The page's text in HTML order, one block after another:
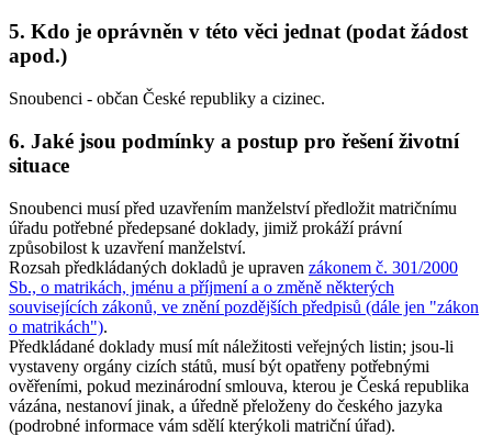
5. Kdo je oprávněn v této věci jednat (podat žádost
apod.)
Snoubenci - občan České republiky a cizinec.
6. Jaké jsou podmínky a postup pro řešení životní
situace
Snoubenci musí před uzavřením manželství předložit matričnímu
úřadu potřebné předepsané doklady, jimiž prokáží právní
způsobilost k uzavření manželství.
Rozsah předkládaných dokladů je upraven zákonem č. 301/2000
Sb., o matrikách, jménu a příjmení a o změně některých
souvisejících zákonů, ve znění pozdějších předpisů (dále jen "zákon
o matrikách").
Předkládané doklady musí mít náležitosti veřejných listin; jsou-li
vystaveny orgány cizích států, musí být opatřeny potřebnými
ověřeními, pokud mezinárodní smlouva, kterou je Česká republika
vázána, nestanoví jinak, a úředně přeloženy do českého jazyka
(podrobné informace vám sdělí kterýkoli matriční úřad).